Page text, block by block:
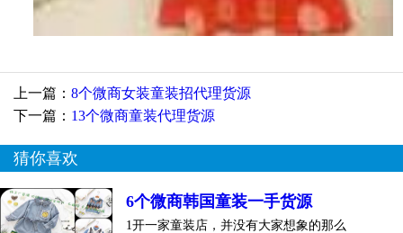
上一篇： 8个微商女装童装招代理货源
下一篇： 13个微商童装代理货源
猜你喜欢
6个微商韩国童装一手货源
1开一家童装店，并没有大家想象的那么